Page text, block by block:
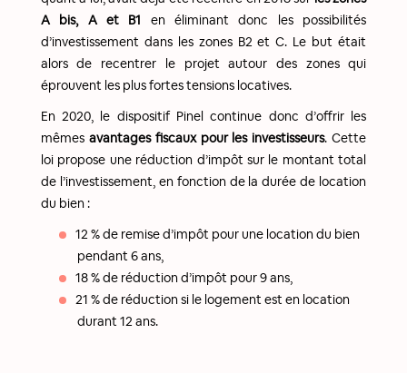
A bis, A et B1 en éliminant donc les possibilités
d’investissement dans les zones B2 et C. Le but était
alors de recentrer le projet autour des zones qui
éprouvent les plus fortes tensions locatives.
En 2020, le dispositif Pinel continue donc d’offrir les
mêmes avantages fiscaux pour les investisseurs. Cette
loi propose une réduction d’impôt sur le montant total
de l’investissement, en fonction de la durée de location
du bien :
12 % de remise d’impôt pour une location du bien
pendant 6 ans,
18 % de réduction d’impôt pour 9 ans,
21 % de réduction si le logement est en location
durant 12 ans.